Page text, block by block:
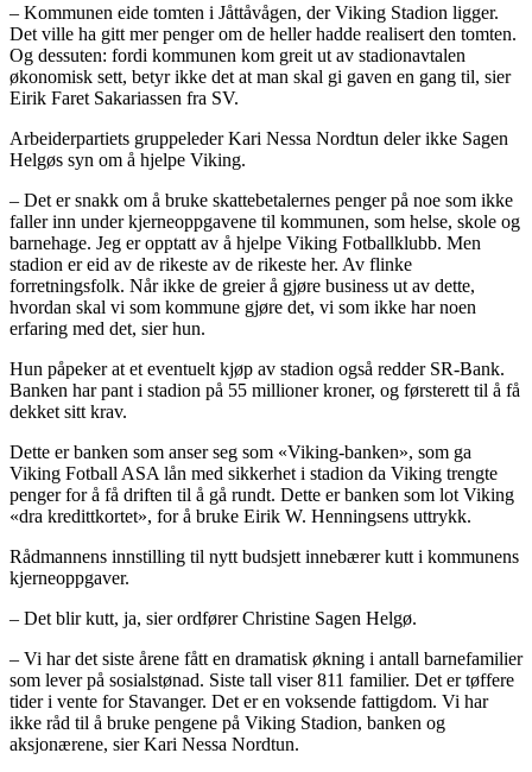
– Kommunen eide tomten i Jåttåvågen, der Viking Stadion ligger.
Det ville ha gitt mer penger om de heller hadde realisert den tomten.
Og dessuten: fordi kommunen kom greit ut av stadionavtalen
økonomisk sett, betyr ikke det at man skal gi gaven en gang til, sier
Eirik Faret Sakariassen fra SV.
Arbeiderpartiets gruppeleder Kari Nessa Nordtun deler ikke Sagen
Helgøs syn om å hjelpe Viking.
– Det er snakk om å bruke skattebetalernes penger på noe som ikke
faller inn under kjerneoppgavene til kommunen, som helse, skole og
barnehage. Jeg er opptatt av å hjelpe Viking Fotballklubb. Men
stadion er eid av de rikeste av de rikeste her. Av flinke
forretningsfolk. Når ikke de greier å gjøre business ut av dette,
hvordan skal vi som kommune gjøre det, vi som ikke har noen
erfaring med det, sier hun.
Hun påpeker at et eventuelt kjøp av stadion også redder SR-Bank.
Banken har pant i stadion på 55 millioner kroner, og førsterett til å få
dekket sitt krav.
Dette er banken som anser seg som «Viking-banken», som ga
Viking Fotball ASA lån med sikkerhet i stadion da Viking trengte
penger for å få driften til å gå rundt. Dette er banken som lot Viking
«dra kredittkortet», for å bruke Eirik W. Henningsens uttrykk.
Rådmannens innstilling til nytt budsjett innebærer kutt i kommunens
kjerneoppgaver.
– Det blir kutt, ja, sier ordfører Christine Sagen Helgø.
– Vi har det siste årene fått en dramatisk økning i antall barnefamilier
som lever på sosialstønad. Siste tall viser 811 familier. Det er tøffere
tider i vente for Stavanger. Det er en voksende fattigdom. Vi har
ikke råd til å bruke pengene på Viking Stadion, banken og
aksjonærene, sier Kari Nessa Nordtun.